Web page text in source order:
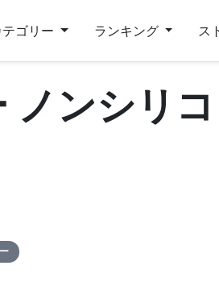
ゴリー ランキング ス
ノンシリ